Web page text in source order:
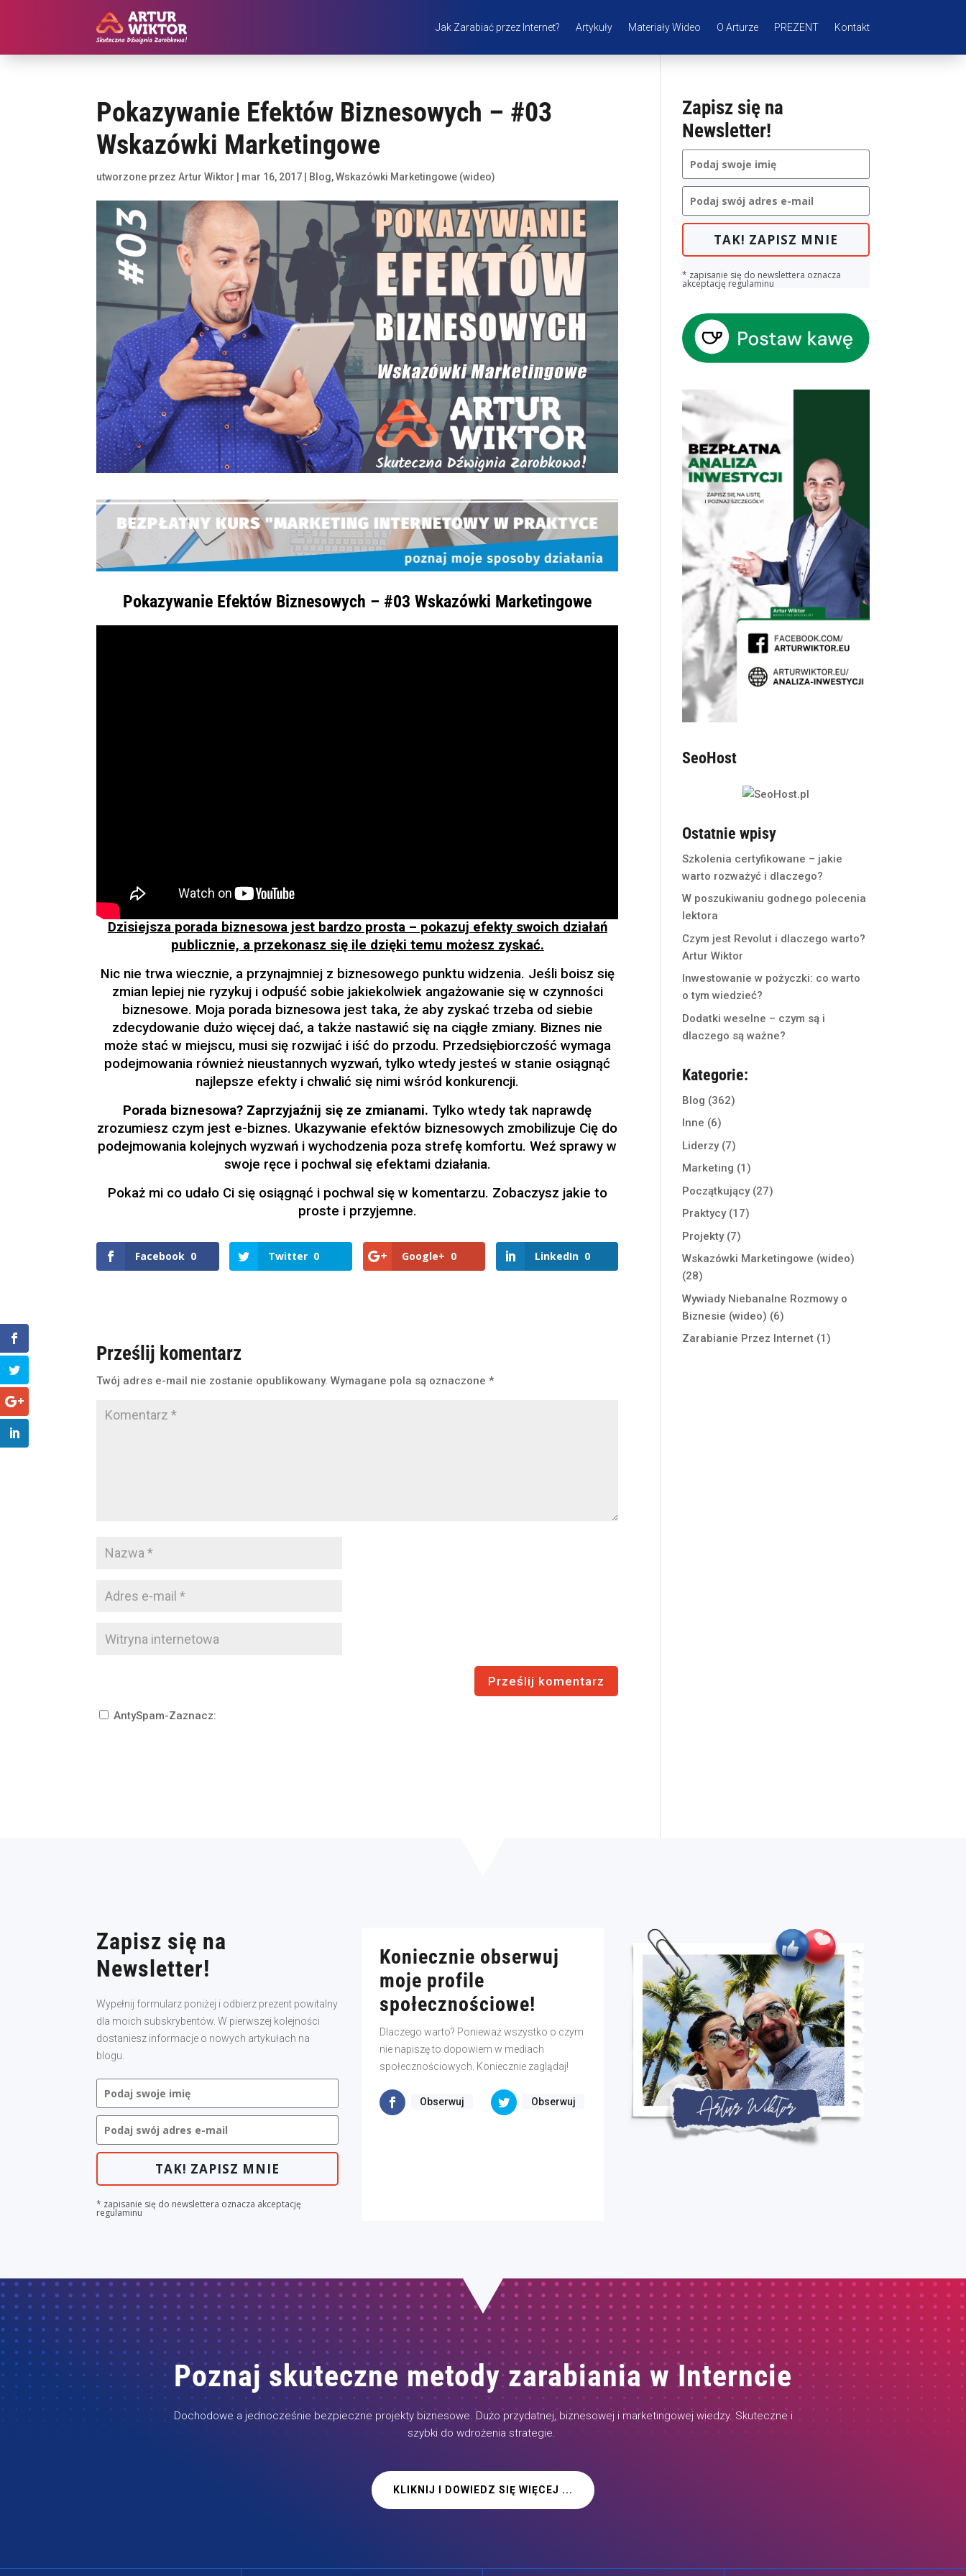
Jak Zarabiać przez Internet? Artykuły Materiały Wideo O Arturze PREZENT Kontakt
Pokazywanie Efektów Biznesowych – #03
Wskazówki Marketingowe
utworzone przezArtur Wiktor mar 16, 2017 Blog,Wskazówki Marketingowe (wideo)
Pokazywanie Efektów Biznesowych – #03 Wskazówki Marketingowe
Dzisiejsza porada biznesowa jest bardzo prosta – pokazuj efekty swoich działań
publicznie, a przekonasz się ile dzięki temu możesz zyskać.
Nic nie trwa wiecznie, a przynajmniej z biznesowego punktu widzenia. Jeśli boisz się
zmian lepiej nie ryzykuj i odpuść sobie jakiekolwiek angażowanie się w czynności
biznesowe. Moja porada biznesowa jest taka, że aby zyskać trzeba od siebie
zdecydowanie dużo więcej dać, a także nastawić się na ciągłe zmiany. Biznes nie
może stać w miejscu, musi się rozwijać i iść do przodu. Przedsiębiorczość wymaga
podejmowania również nieustannych wyzwań, tylko wtedy jesteś w stanie osiągnąć
najlepsze efekty i chwalić się nimi wśród konkurencji.
Porada biznesowa? Zaprzyjaźnij się ze zmianami. Tylko wtedy tak naprawdę
zrozumiesz czym jest e-biznes. Ukazywanie efektów biznesowych zmobilizuje Cię do
podejmowania kolejnych wyzwań i wychodzenia poza strefę komfortu. Weź sprawy w
swoje ręce i pochwal się efektami działania.
Pokaż mi co udało Ci się osiągnąć i pochwal się w komentarzu. Zobaczysz jakie to
proste i przyjemne.
Facebook 0 Twitter 0 Google+ 0 LinkedIn 0
Prześlij komentarz
Twój adres e-mail nie zostanie opublikowany. Wymagane pola są oznaczone*
AntySpam-Zaznacz:
Zapisz się na
Newsletter!
TAK! ZAPISZ MNIE
* zapisanie się do newslettera oznacza
akceptację regulaminu
SeoHost
Ostatnie wpisy
Szkolenia certyfikowane – jakie
warto rozważyć i dlaczego?
W poszukiwaniu godnego polecenia
lektora
Czym jest Revolut i dlaczego warto?
Artur Wiktor
Inwestowanie w pożyczki: co warto
o tym wiedzieć?
Dodatki weselne – czym są i
dlaczego są ważne?
Kategorie:
Blog (362)
Inne (6)
Liderzy(7)
Marketing (1)
Początkujący(27)
Praktycy(17)
Projekty(7)
Wskazówki Marketingowe (wideo)
(28)
Wywiady Niebanalne Rozmowy o
Biznesie (wideo) (6)
Zarabianie Przez Internet (1)
Zapisz się na
Newsletter!
Wypełnij formularz poniżej i odbierz prezent powitalny
dla moich subskrybentów. W pierwszej kolejności
dostaniesz informacje o nowych artykułach na
blogu.
TAK! ZAPISZ MNIE
* zapisanie się do newslettera oznacza akceptację
regulaminu
Koniecznie obserwuj
moje profile
społecznościowe!
Dlaczego warto? Ponieważ wszystko o czym
nie napiszę to dopowiem w mediach
społecznościowych. Koniecznie zaglądaj!
Obserwuj Obserwuj
Poznaj skuteczne metody zarabiania w Interncie
Dochodowe a jednocześnie bezpieczne projekty biznesowe. Dużo przydatnej, biznesowej i marketingowej wiedzy. Skuteczne i
szybki do wdrożenia strategie.
KLIKNIJ I DOWIEDZ SIĘ WIĘCEJ ...